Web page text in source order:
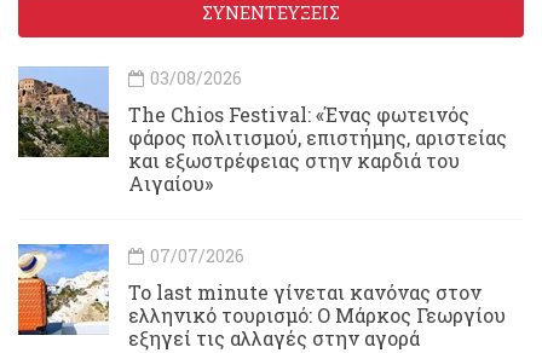
ΣΥΝΕΝΤΕΥΞΕΙΣ
03/08/2026
Τhe Chios Festival: «Ένας φωτεινός
φάρος πολιτισμού, επιστήμης, αριστείας
και εξωστρέφειας στην καρδιά του
Αιγαίου»
07/07/2026
Το last minute γίνεται κανόνας στον
ελληνικό τουρισμό: Ο Μάρκος Γεωργίου
εξηγεί τις αλλαγές στην αγορά